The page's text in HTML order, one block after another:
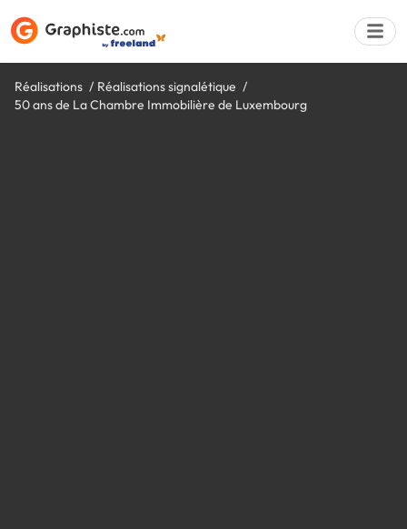
Réalisations
Réalisations signalétique
50 ans de La Chambre Immobilière de Luxembourg